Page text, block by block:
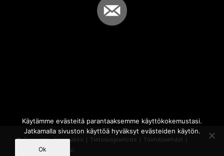
© Copyright - Sammakko | Tietosuojaseloste | Toimitusehdot |
Powered by
iQWebbi
Käytämme evästeitä parantaaksemme käyttökokemustasi.
Jatkamalla sivuston käyttöä hyväksyt evästeiden käytön.
Ok